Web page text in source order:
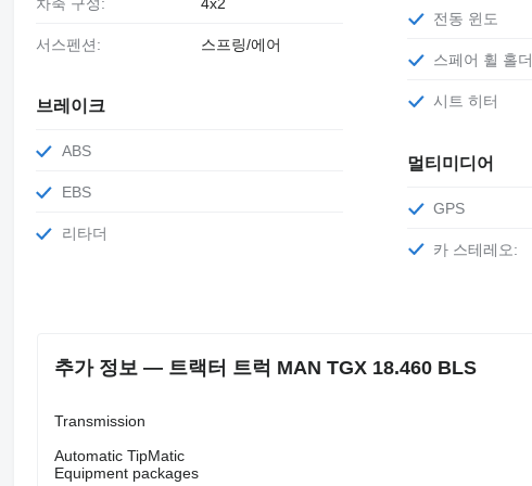
서스펜션: 스프링/에어
브레이크
ABS
EBS
리타더
전동 윈도
스페어 휠 홀더
시트 히터
멀티미디어
GPS
카 스테레오:
추가 정보 — 트랙터 트럭 MAN TGX 18.460 BLS
Transmission
Automatic TipMatic
Equipment packages